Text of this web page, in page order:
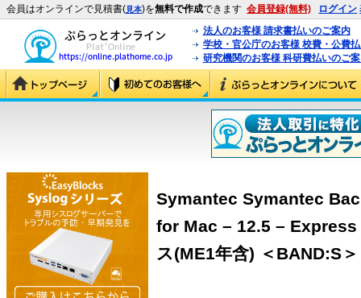
会員はオンラインで見積書(見本)を無料で作成できます 会員登録(無料) ログイン
法人のお客様 請求書払いのご案内
学校・官公庁のお客様 校費・公費
研究機関のお客様 科研費払いのご
Symantec Symantec
for Mac – 12.5 –
ス(ME1年含) ＜BAND:S